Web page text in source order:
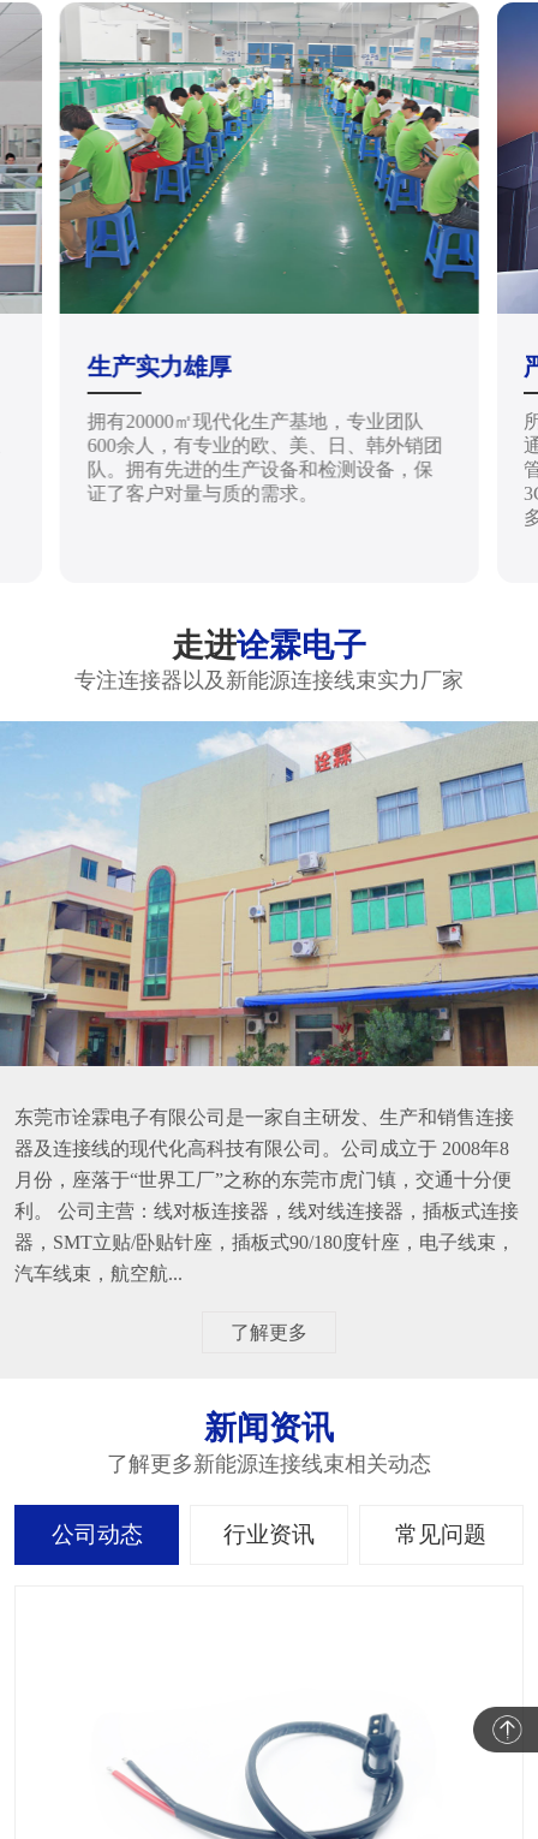
生产实力雄厚
拥有20000㎡现代化生产基地，专业团队
600余人，有专业的欧、美、日、韩外销团
队。拥有先进的生产设备和检测设备，保
证了客户对量与质的需求。
走进诠霖电子
专注连接器以及新能源连接线束实力厂家
东莞市诠霖电子有限公司是一家自主研发、生产和销售连接
器及连接线的现代化高科技有限公司。公司成立于 2008年8
月份，座落于“世界工厂”之称的东莞市虎门镇，交通十分便
利。 公司主营：线对板连接器，线对线连接器，插板式连接
器，SMT立贴/卧贴针座，插板式90/180度针座，电子线束，
汽车线束，航空航...
了解更多
新闻资讯
了解更多新能源连接线束相关动态
公司动态 行业资讯 常见问题